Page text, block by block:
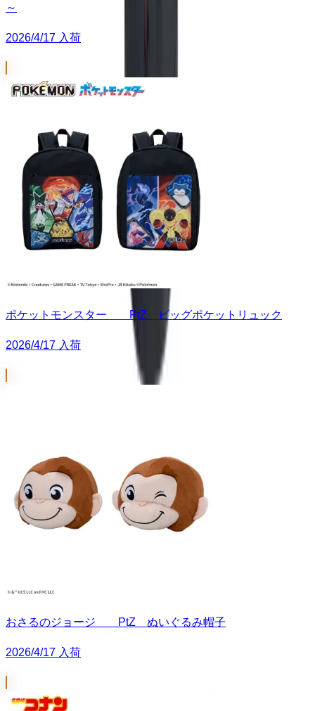
～
2026/4/17 入荷
ポケットモンスター PtZ ビッグポケットリュック
2026/4/17 入荷
おさるのジョージ PtZ ぬいぐるみ帽子
2026/4/17 入荷